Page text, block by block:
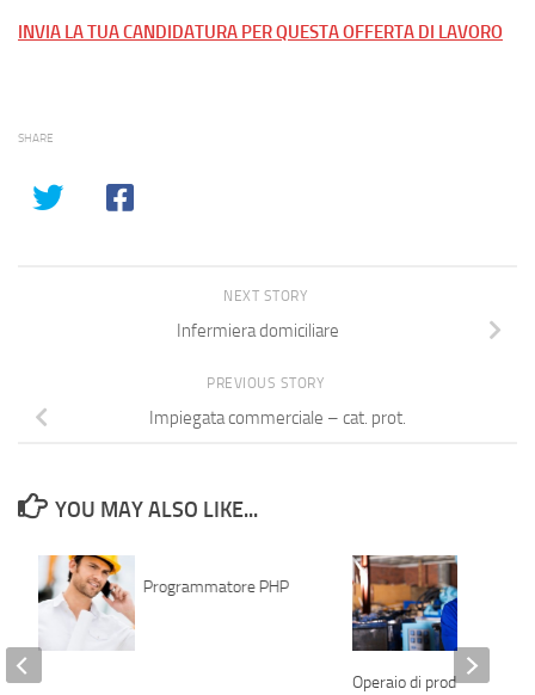
INVIA LA TUA CANDIDATURA PER QUESTA OFFERTA DI LAVORO
SHARE
NEXT STORY
Infermiera domiciliare
PREVIOUS STORY
Impiegata commerciale – cat. prot.
YOU MAY ALSO LIKE...
Programmatore PHP
Operaio di produzione
edile